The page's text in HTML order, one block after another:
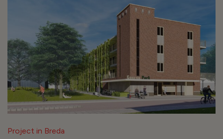
Project in Breda